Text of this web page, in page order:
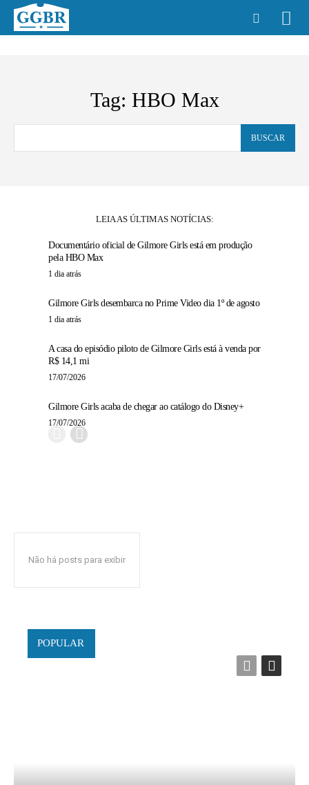
Tag: HBO Max
BUSCAR
LEIA AS ÚLTIMAS NOTÍCIAS:
Documentário oficial de Gilmore Girls está em produção
pela HBO Max
1 dia atrás
Gilmore Girls desembarca no Prime Video dia 1º de agosto
1 dia atrás
A casa do episódio piloto de Gilmore Girls está à venda por
R$ 14,1 mi
17/07/2026
Gilmore Girls acaba de chegar ao catálogo do Disney+
17/07/2026
Não há posts para exibir
POPULAR